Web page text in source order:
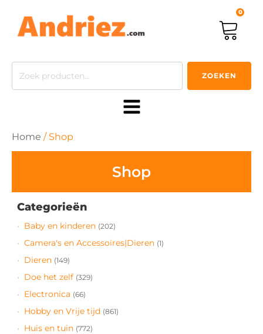
0
Zoeken
ZOEKEN
Home / Shop
Shop
Categorieën
Baby en kinderen (202)
Camera's en Accessoires|Dieren (1)
Dieren (149)
Doe het zelf (329)
Electronica (66)
Hobby en Vrije tijd (861)
Huis en tuin (772)